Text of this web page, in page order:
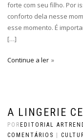
forte com seu filho. Por
conforto dela nesse
esse momento. É
[…]
Continue a ler
A LINGERIE
POR EDITORIAL
COMENTÁRIOS